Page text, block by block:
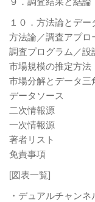
１０．方法論とデー
方法論／調査アプロ
調査プログラム／設
市場規模の推定方法
市場分解とデータ三
データソース
二次情報源
一次情報源
著者リスト
免責事項
[図表一覧]
・デュアルチャン